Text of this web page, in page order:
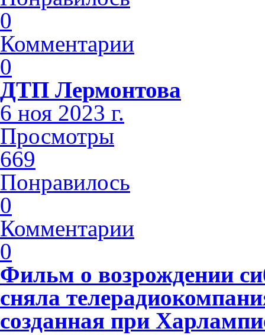
0
Комментарии
0
ДТП Лермонтова
6 ноя 2023 г.
Просмотры
669
Понравилось
0
Комментарии
0
Фильм о возрождении
сняла
созданная при